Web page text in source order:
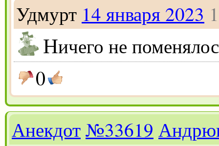
Удмурт 14 января 2023
Ничего не
0
Анекдот№33619